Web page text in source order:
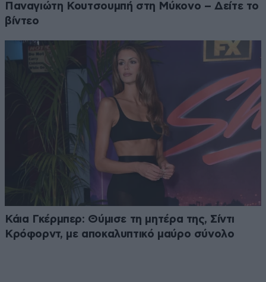
Παναγιώτη Κουτσουμπή στη Μύκονο – Δείτε το
βίντεο
Κάια Γκέρμπερ: Θύμισε τη μητέρα της, Σίντι
Κρόφορντ, με αποκαλυπτικό μαύρο σύνολο